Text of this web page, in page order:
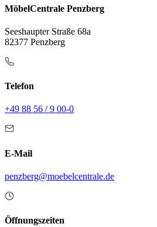
MöbelCentrale Penzberg
Seeshaupter Straße 68a
82377 Penzberg
Telefon
+49 88 56 / 9 00-0
E-Mail
penzberg@moebelcentrale.de
Öffnungszeiten